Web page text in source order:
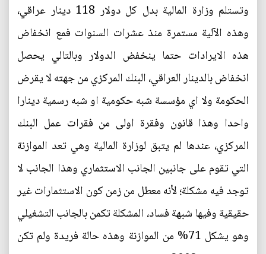
وتستلم وزارة المالية بدل كل دولار 118 دينار عراقي،
وهذه الآلية مستمرة منذ عشرات السنوات فمع انخفاض
هذه الايرادات حتما ينخفض الدولار وبالتالي يحصل
انخفاض بالدينار العراقي، البنك المركزي من جهته لا يقرض
الحكومة ولا اي مؤسسة شبه حكومية او شبه رسمية دينارا
واحدا وهذا قانون وفقرة اولى من فقرات عمل البنك
المركزي، عندها لم يتبق لوزارة المالية وهي تعد الموازنة
التي تقوم على جانبين الجانب الاستثماري وهذا الجانب لا
توجد فيه مشكلة؛ لأنه معطل من زمن كون الاستثمارات غير
حقيقية وفيها شبهة فساد، المشكلة تكمن بالجانب التشغيلي
وهو يشكل 71% من الموازنة وهذه حالة فريدة ولم تكن